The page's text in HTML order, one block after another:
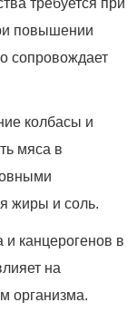
повышении
сопровождает
колбасы и
мяса в
жиры и соль.
канцерогенов в
на
организма.